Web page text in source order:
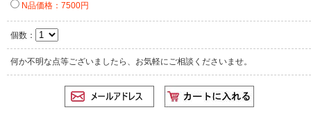
N品価格：7500円
個数：
何か不明な点等ございましたら、お気軽にご相談くださいませ。